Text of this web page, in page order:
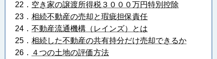
22． 空き家の譲渡所得税３０００万円特別控除
23． 相続不動産の売却と瑕疵担保責任
24． 不動産流通機構（レインズ）とは
25． 相続した不動産の共有持分だけ売却できるか
26． ４つの土地の評価方法